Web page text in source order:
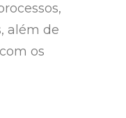
além de
os